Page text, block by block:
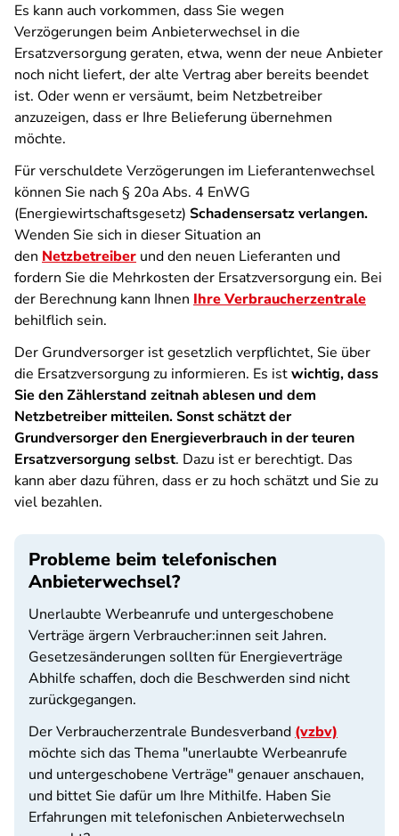
Es kann auch vorkommen, dass Sie wegen
Verzögerungen beim Anbieterwechsel in die
Ersatzversorgung geraten, etwa, wenn der neue Anbieter
noch nicht liefert, der alte Vertrag aber bereits beendet
ist. Oder wenn er versäumt, beim Netzbetreiber
anzuzeigen, dass er Ihre Belieferung übernehmen
möchte.
Für verschuldete Verzögerungen im Lieferantenwechsel
können Sie nach § 20a Abs. 4 EnWG
(Energiewirtschaftsgesetz) Schadensersatz verlangen.
Wenden Sie sich in dieser Situation an
den Netzbetreiber und den neuen Lieferanten und
fordern Sie die Mehrkosten der Ersatzversorgung ein. Bei
der Berechnung kann Ihnen Ihre Verbraucherzentrale
behilflich sein.
Der Grundversorger ist gesetzlich verpflichtet, Sie über
die Ersatzversorgung zu informieren. Es istwichtig, dass
Sie den Zählerstand zeitnah ablesen und dem
Netzbetreiber mitteilen. Sonst schätzt der
Grundversorger den Energieverbrauch in der teuren
Ersatzversorgung selbst. Dazu ist er berechtigt. Das
kann aber dazu führen, dass er zu hoch schätzt und Sie zu
viel bezahlen.
Probleme beim telefonischen
Anbieterwechsel?
Unerlaubte Werbeanrufe und untergeschobene
Verträge ärgern Verbraucher:innen seit Jahren.
Gesetzesänderungen sollten für Energieverträge
Abhilfe schaffen, doch die Beschwerden sind nicht
zurückgegangen.
Der Verbraucherzentrale Bundesverband (vzbv)
möchte sich das Thema "unerlaubte Werbeanrufe
und untergeschobene Verträge" genauer anschauen,
und bittet Sie dafür um Ihre Mithilfe. Haben Sie
Erfahrungen mit telefonischen Anbieterwechseln